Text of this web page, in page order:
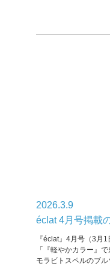
2026.3.9
éclat 4月号掲載
『éclat』4月号（3月1
「『軽やかカラー』
モラビトスペルのブル